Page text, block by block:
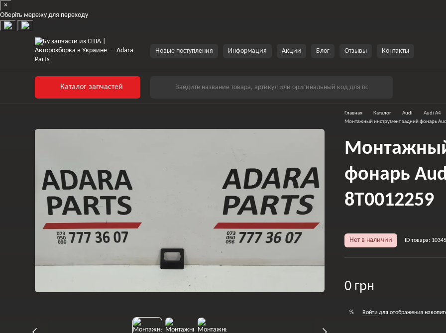
×
Оберіть мережу для переходу
Новые поступления Информация Акции Блог Отзывы Контакты
Каталог запчастей
Главная Каталог Audi Audi A4
Монтажный инструмент задний фонарь
фонарь
8T0012259
Нет в наличии ID товара:
0 грн
% Войти для отображения